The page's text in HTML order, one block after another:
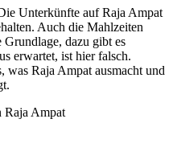
Unterkünfte auf Raja Ampat
Auch die Mahlzeiten
dazu gibt es
erwartet, ist hier falsch.
was Raja Ampat ausmacht und